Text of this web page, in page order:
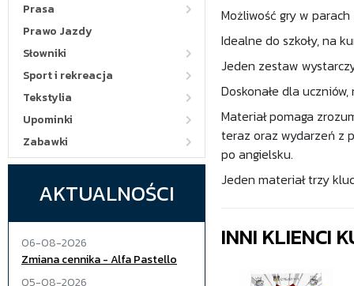
Prasa
Prawo Jazdy
Słowniki
Sport i rekreacja
Tekstylia
Upominki
Zabawki
AKTUALNOŚCI
06-08-2026
Zmiana cennika - Alfa Pastello
05-08-2026
Możliwość gry w
Idealne do szkoły, na
Jeden zestaw
Doskonałe dla
Materiał pomaga
teraz oraz wydarzeń z
po angielsku.
Jeden materiał trzy
INNI KLIENCI